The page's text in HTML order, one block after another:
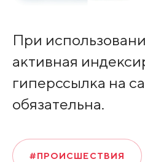
При
активная
гиперссылка на
обязательна.
#ПРОИСШЕСТВИЯ